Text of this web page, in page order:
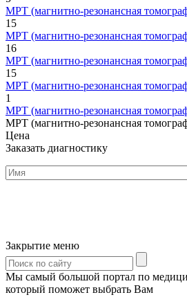
МРТ (магнитно-резонансная
15
МРТ (магнитно-резонансная
16
МРТ (магнитно-резонансная
15
МРТ (магнитно-резонансная
1
МРТ (магнитно-резонансная
МРТ (магнитно-резонансная
Цена
Заказать диагностику
Закрытие меню
Мы самый большой портал по
который поможет выбрать Вам